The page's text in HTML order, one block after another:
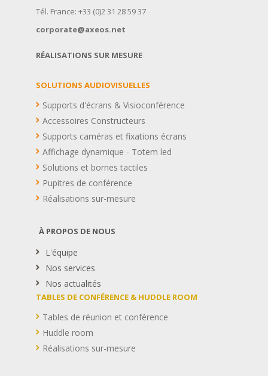
Tél. France: +33 (0)2 31 28 59 37
corporate@axeos.net
RÉALISATIONS SUR MESURE
SOLUTIONS AUDIOVISUELLES
Supports d'écrans & Visioconférence
Accessoires Constructeurs
Supports caméras et fixations écrans
Affichage dynamique - Totem led
Solutions et bornes tactiles
Pupitres de conférence
Réalisations sur-mesure
À PROPOS DE NOUS
L'équipe
Nos services
Nos actualités
TABLES DE CONFÉRENCE & HUDDLE ROOM
Tables de réunion et conférence
Huddle room
Réalisations sur-mesure